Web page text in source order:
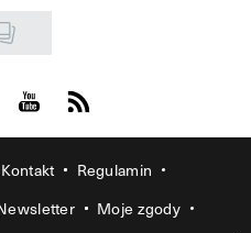
on Instagram
Visit us on Youtube
Visit us on Rss
Kontakt
Regulamin
Moje zgody